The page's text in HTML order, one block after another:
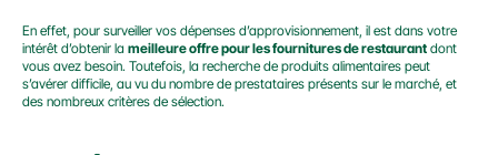
En effet, pour surveiller vos dépenses d’approvisionnement, il est dans votre
intérêt d’obtenir la meilleure offre pour les fournitures de restaurant dont
vous avez besoin. Toutefois, la recherche de produits alimentaires peut
s’avérer difficile, au vu du nombre de prestataires présents sur le marché, et
des nombreux critères de sélection.